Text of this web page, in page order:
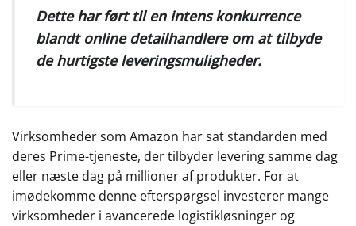
Dette har ført til en intens konkurrence
blandt online detailhandlere om at tilbyde
de hurtigste leveringsmuligheder.
Virksomheder som Amazon har sat standarden med
deres Prime-tjeneste, der tilbyder levering samme dag
eller næste dag på millioner af produkter. For at
imødekomme denne efterspørgsel investerer mange
virksomheder i avancerede logistikløsninger og